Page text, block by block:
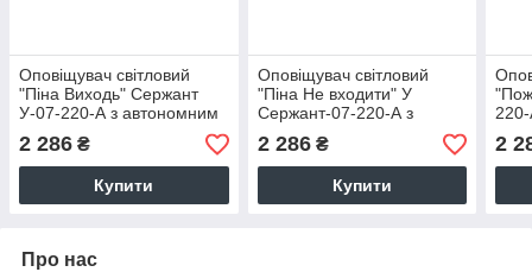
Оповіщувач світловий
"Піна Виходь" Сержант
У-07-220-А з автономним
живленням
2 286 ₴
Купити
Оповіщувач світловий
"Піна Не входити" У
Сержант-07-220-А з
автономним живленням
2 286₴
Купити
2
Про нас